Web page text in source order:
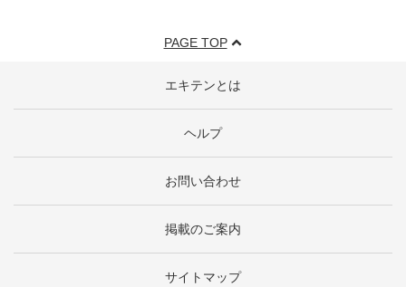
PAGE TOP
エキテンとは
ヘルプ
お問い合わせ
掲載のご案内
サイトマップ